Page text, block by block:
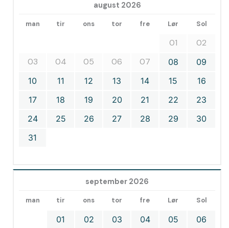
august 2026
man tir ons tor fre Lør Sol
01
02
03
04 05 06 07 08
09
10
11 12 13 14 15
16
17
18 19 20 21 22
23
24
25 26 27 28 29
30
31
september 2026
man tir ons tor fre Lør Sol
01 02 03 04 05
06